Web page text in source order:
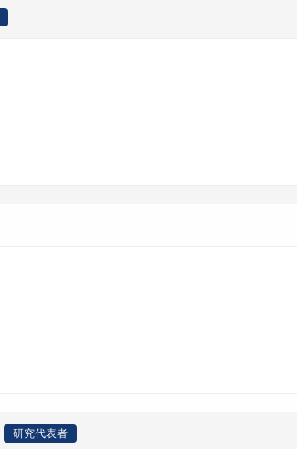
研究代表者